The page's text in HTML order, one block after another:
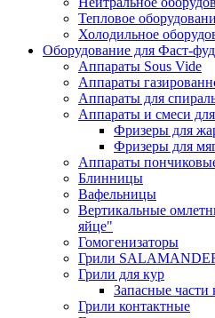
Тепловое
Холодильное
Оборудование для Фаст-
Аппараты Sous Vide
Аппараты
Аппараты для
Аппараты и смеси
Фризеры для
Фризеры для
Аппараты
Блинницы
Вафельницы
Вертикальные
яйце"
Гомогенизаторы
Грили
Грили для кур
Запасные части
Грили контактные